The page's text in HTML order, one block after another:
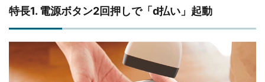
特長1. 電源ボタン2回押しで「d払い」起動